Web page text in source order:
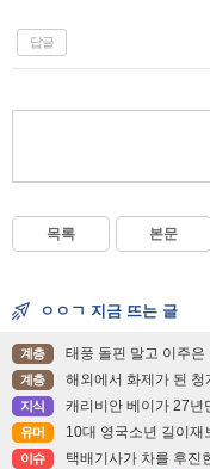
답글
목록 본문
ㅇㅇㄱ 지금 뜨는 글
계층 태풍 돌핀 말고 이주은
계층 해외에서 화제가 된 청
지식 캐리비안 베이가 27년
유머 10대 영국소년 길이재
이슈 택배기사가 차를 후진